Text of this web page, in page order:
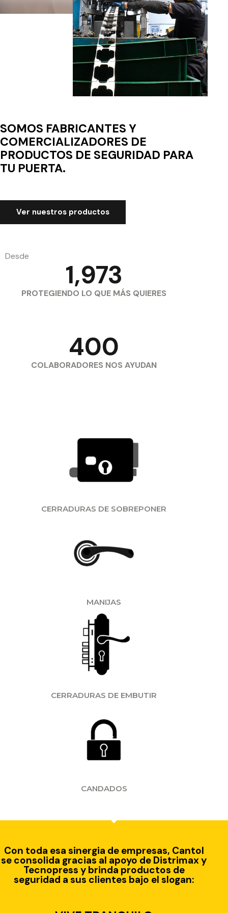
SOMOS FABRICANTES Y
COMERCIALIZADORES DE
PRODUCTOS DE SEGURIDAD PARA
TU PUERTA.
Ver nuestros productos
Desde
PROTEGIENDO LO QUE MÁS QUIERES
1,973
COLABORADORES NOS AYUDAN
400
CERRADURAS DE SOBREPONER
MANIJAS
CERRADURAS DE EMBUTIR
CANDADOS
Con toda esa sinergia de empresas, Cantol
se consolida gracias al apoyo de Distrimax y
Tecnopress y brinda productos de
seguridad a sus clientes bajo el slogan: